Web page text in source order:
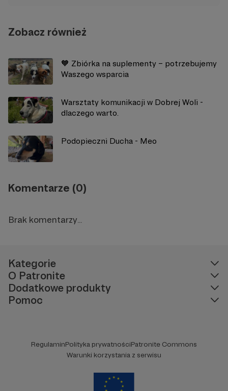
Zobacz również
🧡 Zbiórka na suplementy – potrzebujemy
Waszego wsparcia
Warsztaty komunikacji w Dobrej Woli -
dlaczego warto.
Podopieczni Ducha - Meo
Komentarze (0)
Brak komentarzy...
Kategorie
O Patronite
Dodatkowe produkty
Pomoc
RegulaminPolityka prywatnościPatronite Commons
Warunki korzystania z serwisu